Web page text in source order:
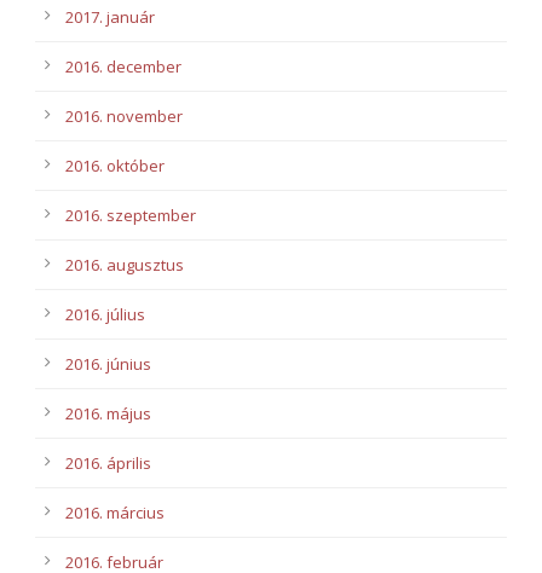
2017. január
2016. december
2016. november
2016. október
2016. szeptember
2016. augusztus
2016. július
2016. június
2016. május
2016. április
2016. március
2016. február